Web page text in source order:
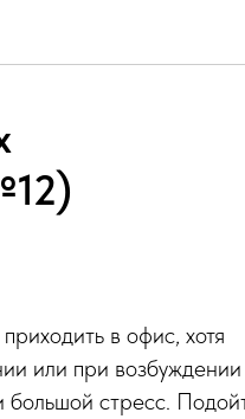
в офис, хотя
или при возбуждении
большой стресс.